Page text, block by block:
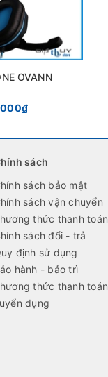
OVANN
sách
sách bảo mật
sách vận chuyển
thức thanh toán
sách đổi - trả
định sử dụng
hành - bảo trì
thức thanh toán
dụng